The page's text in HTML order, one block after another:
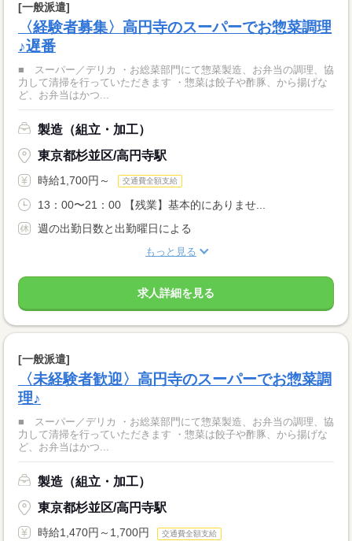
[一般派遣]
〈経験者募集〉高円寺のスーパーでお惣菜調理
♪遅番
■ スーパー／デリカ ・お総菜部門にて惣菜製造、お弁当の調理、協
力して清掃を行っていただきます ・惣菜は餃子や酢豚、から揚げな
ど、お弁当はかつ...
製造（組立・加工）
東京都杉並区/高円寺駅
時給1,700円～ 交通費全額支給
13：00〜21：00 【残業】基本的にありませ...
週の出勤日数と出勤曜日による
もっと見る
求人詳細を見る
[一般派遣]
〈未経験者歓迎〉高円寺のスーパーでお惣菜調
理♪
■ スーパー／デリカ ・お総菜部門にて惣菜製造、お弁当の調理、協
力して清掃を行っていただきます ・惣菜は餃子や酢豚、から揚げな
ど、お弁当はかつ...
製造（組立・加工）
東京都杉並区/高円寺駅
時給1,470円～1,700円 交通費全額支給